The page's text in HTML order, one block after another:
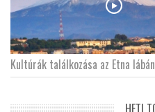
Kultúrák találkozása az Etna
HETI